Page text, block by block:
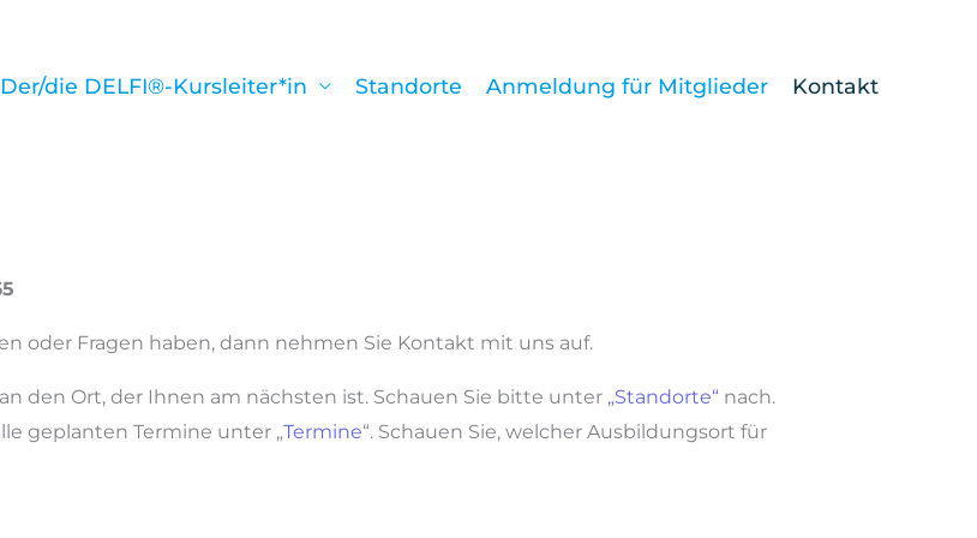
Der/die DELFI®-Kursleiter*in Standorte Anmeldung für Mitglieder Kontakt
oder Fragen haben, dann nehmen Sie Kontakt mit uns auf.
den Ort, der Ihnen am nächsten ist. Schauen Sie bitte unter „Standorte“ nach.
geplanten Termine unter „Termine“. Schauen Sie, welcher Ausbildungsort für